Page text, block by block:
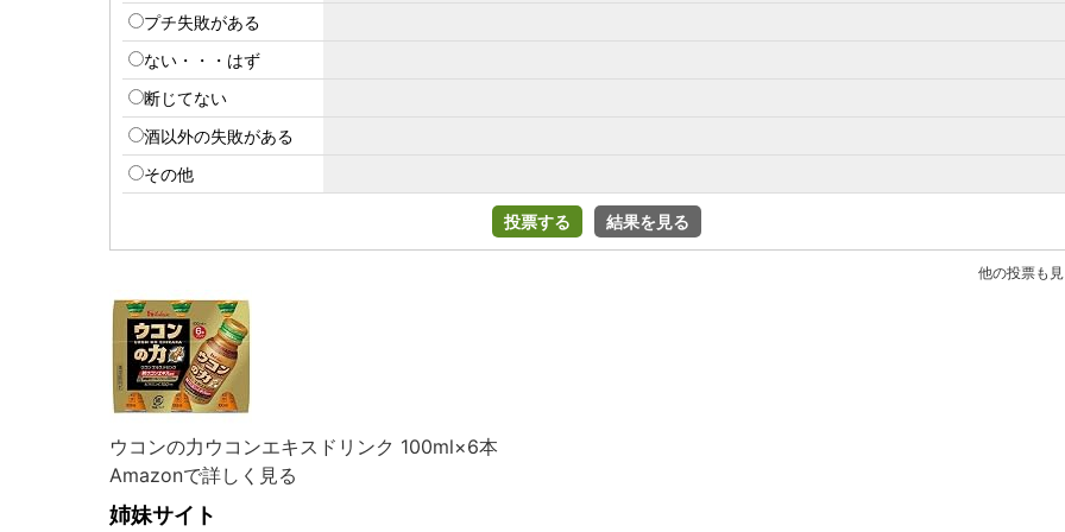
プチ失敗がある
ない・・・はず
断じてない
酒以外の失敗がある
その他
投票する 結果を見る
他の投票も
ウコンの力ウコンエキスドリンク 100ml×6本
Amazonで詳しく見る
姉妹サイト